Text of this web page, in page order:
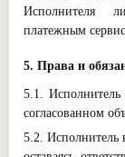
Исполнителя
платежным
5. Права и
5.1. Исполнитель
согласованном
5.2. Исполнитель